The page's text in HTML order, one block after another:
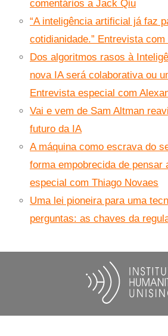
comentários a Jack Qiu
“A inteligência artificial já faz
cotidianidade.” Entrevista
Dos algoritmos rasos à
nova IA será colaborativa ou
Entrevista especial com
Vai e vem de Sam Altman
futuro da IA
A máquina como escrava do
forma empobrecida de pensar
especial com Thiago Novaes
Uma lei pioneira para uma
perguntas: as chaves da